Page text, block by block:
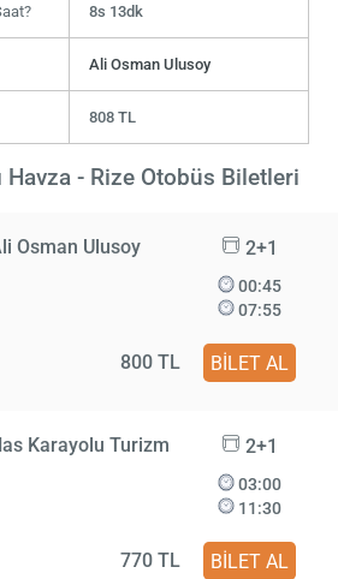
8s 13dk
Ali Osman Ulusoy
808 TL
Havza - Rize Otobüs Biletleri
Osman Ulusoy 2+1
00:45
07:55
800 TL BİLET AL
Karayolu Turizm 2+1
03:00
11:30
770 TL BİLET AL